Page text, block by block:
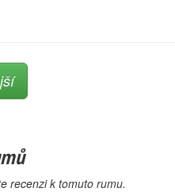
recenzi k tomuto rumu.